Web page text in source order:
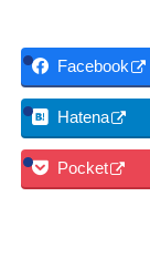
Facebook
Hatena
Pocket